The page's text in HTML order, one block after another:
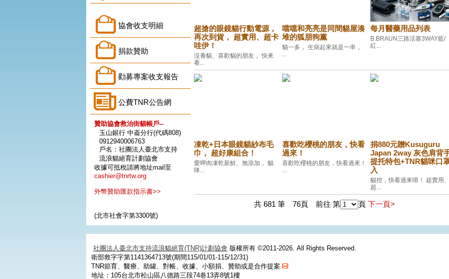
協會收支明細
捐款贊助
勸募專案收支報告
公費TNR公告網
贊助協會救治街貓帳戶--
玉山銀行 中崙分行(代碼808)
0912940006763
戶名：社團法人臺北市支持
流浪貓絕育計劃協會
收據可抵稅請將地址mail至
cashier@tnrtw.org
外幣贊助匯款指示書>>
(北市社會字第3300號)
超搶的眼鏡貓行動電源，
再次到貨， 超實用、超卡
哇伊！
沒養貓、喜歡貓的朋友， 快來
看...
噹噹和亮亮是同間貓屋湊
堆的狐朋狗黨
貓一多， 生病起來就是一串，
...
每月醫藥用品列表
B.BRAUN三路活塞3WAY藍/
紅...
凍乾+日本眼鏡貓紗布毛
巾， 超好康組合！
愛呷肉凍乾新鮮、無添加， 貓
咪...
喜歡吃櫻桃的朋友，快看
過來！
喜歡吃櫻桃的朋友，快看過來！
...
捐880元贈Kusuguru
Japan 2way 灰色肩背
提托特包+TNR貓咪口
入
貓控，快看過來唷！ 超實用
超...
共 681 筆 76頁 前往 第 頁 下一頁>
社團法人臺北市支持流浪貓絕育(TNR)計劃協會 版權所有 ©2011-2026. All Rights Reserved.
衛部救字字第1141364713號(期間115/01/01-115/12/31)
TNR節育、醫療、助罐、對帳、收據、小額捐、贊助或是合作提案
地址：105台北市松山區八德路三段74巷13弄8號1樓